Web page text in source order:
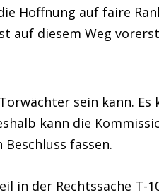
Hoffnung auf faire
auf diesem Weg
sein kann.
kann die
fassen.
in der Rechtssache T-